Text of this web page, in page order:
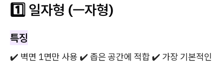
1️⃣ 일자형 (ㅡ자형)
특징
✔️ 벽면 1면만 사용 ✔️ 좁은 공간에 적합 ✔️ 가장 기본적인